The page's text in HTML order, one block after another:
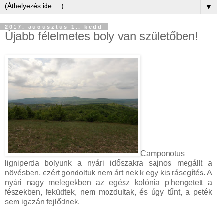
▼
2017. augusztus 1., kedd
Újabb félelmetes boly van születőben!
Camponotus
ligniperda bolyunk a nyári időszakra sajnos megállt a
növésben, ezért gondoltuk nem árt nekik egy kis rásegítés. A
nyári nagy melegekben az egész kolónia pihengetett a
fészekben, feküdtek, nem mozdultak, és úgy tűnt, a peték
sem igazán fejlődnek.